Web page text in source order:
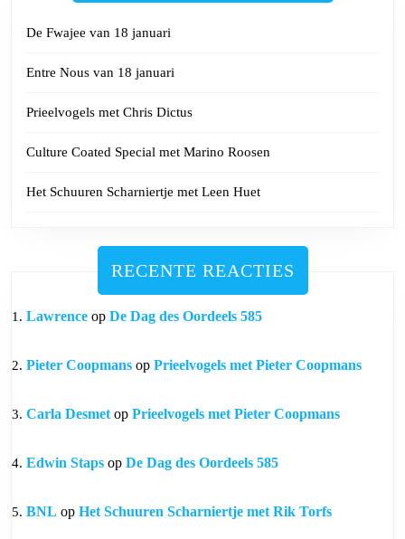
De Fwajee van 18 januari
Entre Nous van 18 januari
Prieelvogels met Chris Dictus
Culture Coated Special met Marino Roosen
Het Schuuren Scharniertje met Leen Huet
RECENTE REACTIES
Lawrence op De Dag des Oordeels 585
Pieter Coopmans op Prieelvogels met Pieter Coopmans
Carla Desmet op Prieelvogels met Pieter Coopmans
Edwin Staps op De Dag des Oordeels 585
BNL op Het Schuuren Scharniertje met Rik Torfs